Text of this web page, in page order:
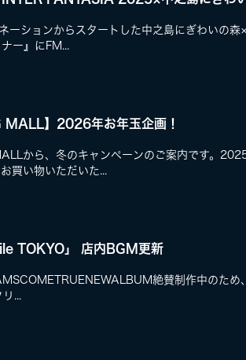
ーションからスタートした中之島にぎわいの
ー』にFM...
】2026年お年玉企画！
から、冬のキャンペーンのご案内です。
買い物いただいた...
TOKYO」 店内BGM更新
絶賛制作中のため
...